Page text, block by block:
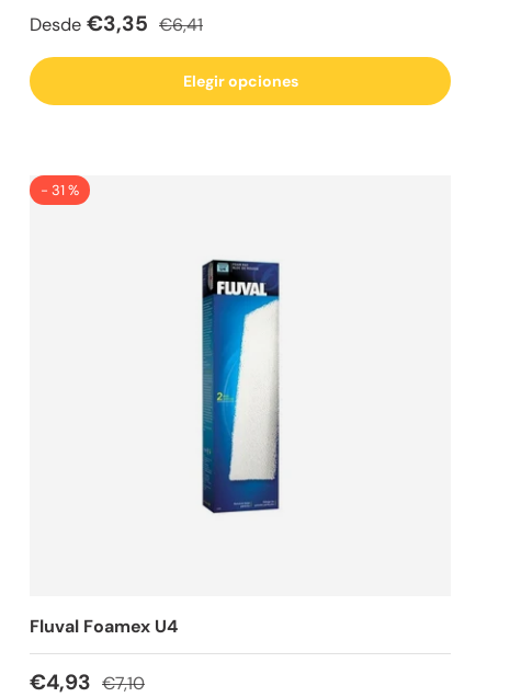
Precio de venta
Desde €3,35 Precio normal
€6,41
Elegir opciones
- 31 %
Fluval Foamex U4
Precio de venta
€4,93 Precio normal
€7,10